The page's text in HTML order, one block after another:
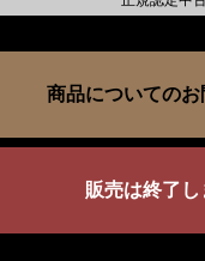
商品についての
販売は終了し